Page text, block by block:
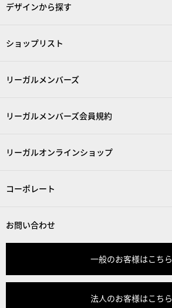
デザインから探す
ショップリスト
リーガルメンバーズ
リーガルメンバーズ会員規約
リーガルオンラインショップ
コーポレート
お問い合わせ
一般のお客様はこちら
法人のお客様はこちら